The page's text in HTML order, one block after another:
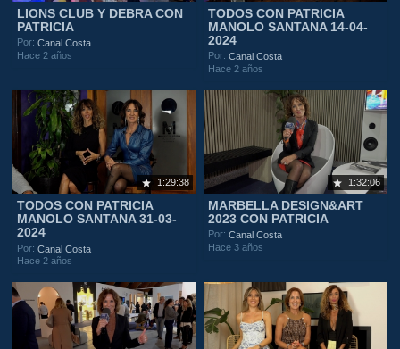
LIONS CLUB Y DEBRA CON
PATRICIA
Por:Canal Costa
Hace 2 años
TODOS CON PATRICIA
MANOLO SANTANA 14-04-
2024
Por:Canal Costa
Hace 2 años
1:29:38
TODOS CON PATRICIA
MANOLO SANTANA 31-03-
2024
Por:Canal Costa
Hace 2 años
1:32:06
MARBELLA DESIGN&ART
2023 CON PATRICIA
Por:Canal Costa
Hace 3 años